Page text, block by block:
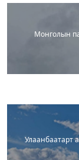
Монголын
Улаанбаатарт